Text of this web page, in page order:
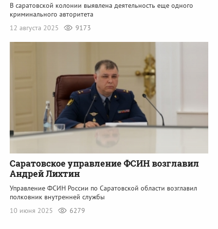
В саратовской колонии выявлена деятельность еще одного
криминального авторитета
12 августа 2025
9173
Саратовское управление ФСИН возглавил
Андрей Лихтин
Управление ФСИН России по Саратовской области возглавил
полковник внутренней службы
10 июня 2025
6279